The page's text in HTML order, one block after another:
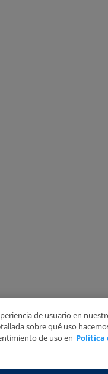
de usuario en
sobre qué uso
de uso en Política